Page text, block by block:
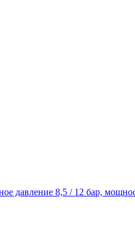
давление 8,5 / 12 бар,